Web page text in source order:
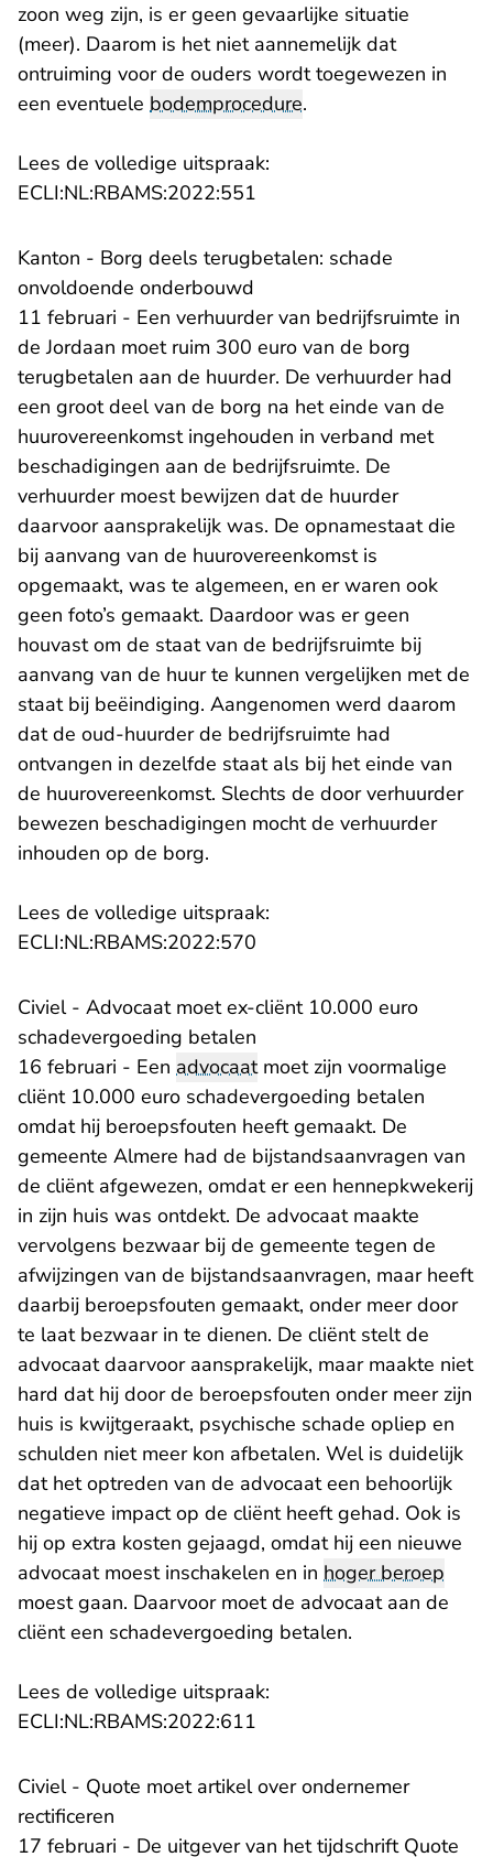
zoon weg zijn, is er geen gevaarlijke situatie
(meer). Daarom is het niet aannemelijk dat
ontruiming voor de ouders wordt toegewezen in
een eventuele bodemprocedure.
Lees de volledige uitspraak:
ECLI:NL:RBAMS:2022:551
Kanton - Borg deels terugbetalen: schade
onvoldoende onderbouwd
11 februari - Een verhuurder van bedrijfsruimte in
de Jordaan moet ruim 300 euro van de borg
terugbetalen aan de huurder. De verhuurder had
een groot deel van de borg na het einde van de
huurovereenkomst ingehouden in verband met
beschadigingen aan de bedrijfsruimte. De
verhuurder moest bewijzen dat de huurder
daarvoor aansprakelijk was. De opnamestaat die
bij aanvang van de huurovereenkomst is
opgemaakt, was te algemeen, en er waren ook
geen foto’s gemaakt. Daardoor was er geen
houvast om de staat van de bedrijfsruimte bij
aanvang van de huur te kunnen vergelijken met de
staat bij beëindiging. Aangenomen werd daarom
dat de oud-huurder de bedrijfsruimte had
ontvangen in dezelfde staat als bij het einde van
de huurovereenkomst. Slechts de door verhuurder
bewezen beschadigingen mocht de verhuurder
inhouden op de borg.
Lees de volledige uitspraak:
ECLI:NL:RBAMS:2022:570
Civiel - Advocaat moet ex-cliënt 10.000 euro
schadevergoeding betalen
16 februari - Een advocaatmoet zijn voormalige
cliënt 10.000 euro schadevergoeding betalen
omdat hij beroepsfouten heeft gemaakt. De
gemeente Almere had de bijstandsaanvragen van
de cliënt afgewezen, omdat er een hennepkwekerij
in zijn huis was ontdekt. De advocaat maakte
vervolgens bezwaar bij de gemeente tegen de
afwijzingen van de bijstandsaanvragen, maar heeft
daarbij beroepsfouten gemaakt, onder meer door
te laat bezwaar in te dienen. De cliënt stelt de
advocaat daarvoor aansprakelijk, maar maakte niet
hard dat hij door de beroepsfouten onder meer zijn
huis is kwijtgeraakt, psychische schade opliep en
schulden niet meer kon afbetalen. Wel is duidelijk
dat het optreden van de advocaat een behoorlijk
negatieve impact op de cliënt heeft gehad. Ook is
hij op extra kosten gejaagd, omdat hij een nieuwe
advocaat moest inschakelen en in hoger beroep
moest gaan. Daarvoor moet de advocaat aan de
cliënt een schadevergoeding betalen.
Lees de volledige uitspraak:
ECLI:NL:RBAMS:2022:611
Civiel - Quote moet artikel over ondernemer
rectificeren
17 februari - De uitgever van het tijdschrift Quote